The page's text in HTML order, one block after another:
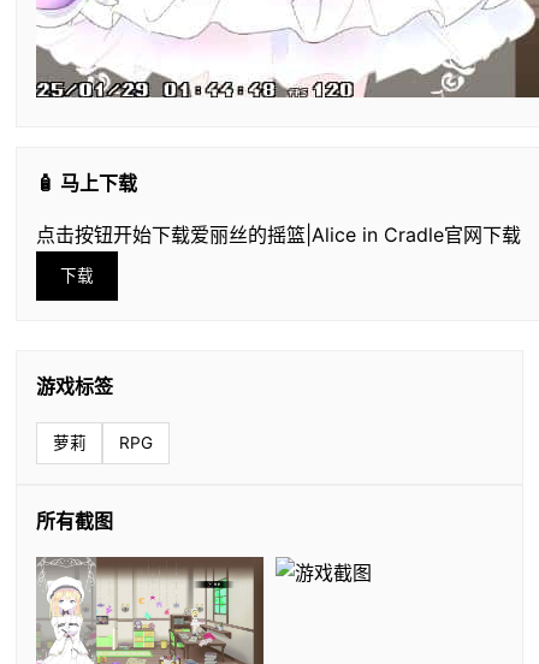
🧴 马上下载
点击按钮开始下载爱丽丝的摇篮|Alice in Cradle官网下载
下载
游戏标签
萝莉 RPG
所有截图